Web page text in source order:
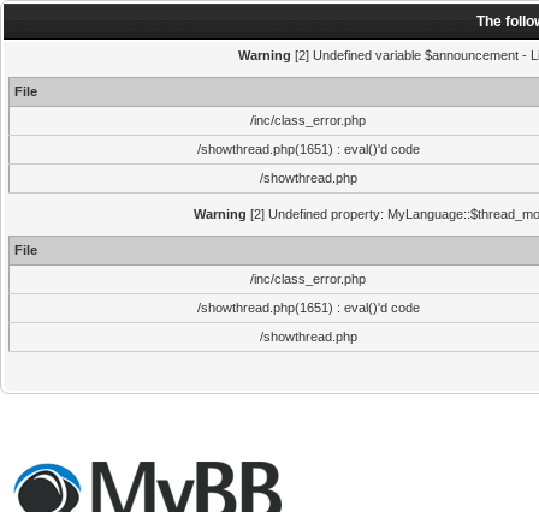
The
Warning [2] Undefined variable $announcement -
File
/inc/class_error.php
/showthread.php(1651) : eval()'d code
/showthread.php
Warning [2] Undefined property:
File
/inc/class_error.php
/showthread.php(1651) : eval()'d code
/showthread.php